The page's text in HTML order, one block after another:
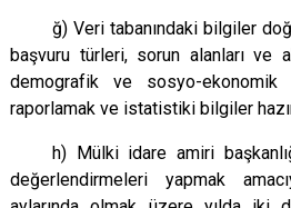
ğ) Veri tabanındaki bilgiler
başvuru türleri, sorun alanları ve
demografik ve sosyo-ekonomik
raporlamak ve istatistiki bilgiler
h) Mülki idare amiri
değerlendirmeleri yapmak